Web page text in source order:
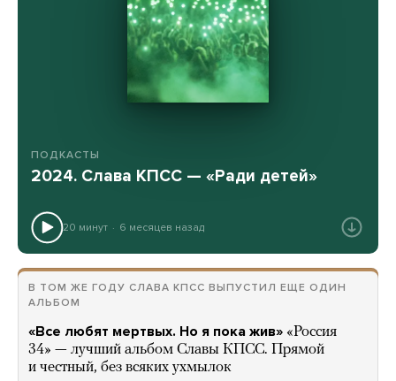
ПОДКАСТЫ
2024. Слава КПСС — «Ради детей»
20 минут 6 месяцев назад
В ТОМ ЖЕ ГОДУ СЛАВА КПСС ВЫПУСТИЛ ЕЩЕ ОДИН
АЛЬБОМ
«Все любят мертвых. Но я пока жив» «Россия
34» — лучший альбом Славы КПСС. Прямой
и честный, без всяких ухмылок